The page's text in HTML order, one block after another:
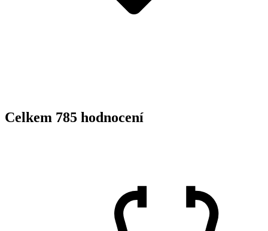
Celkem 785 hodnocení